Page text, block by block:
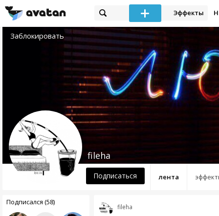
Эффекты
Заблокировать
лента
fileha
Подписаться
Подписался (58)
fileha